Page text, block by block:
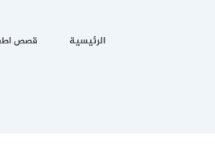
الرئيسية قصص